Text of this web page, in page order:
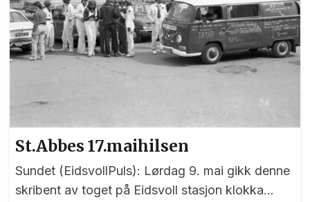
St.Abbes 17.maihilsen
Sundet (EidsvollPuls): Lørdag 9. mai gikk denne
skribent av toget på Eidsvoll stasjon klokka